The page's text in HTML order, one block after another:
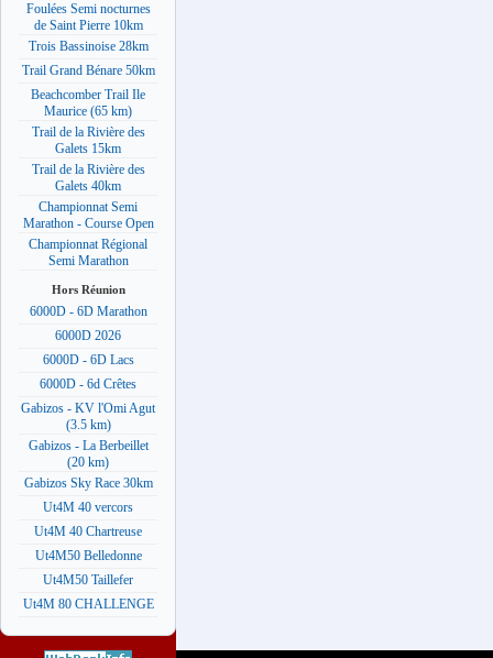
Foulées Semi nocturnes
de Saint Pierre 10km
Trois Bassinoise 28km
Trail Grand Bénare 50km
Beachcomber Trail Ile
Maurice (65 km)
Trail de la Rivière des
Galets 15km
Trail de la Rivière des
Galets 40km
Championnat Semi
Marathon - Course Open
Championnat Régional
Semi Marathon
Hors Réunion
6000D - 6D Marathon
6000D 2026
6000D - 6D Lacs
6000D - 6d Crêtes
Gabizos - KV l'Omi Agut
(3.5 km)
Gabizos - La Berbeillet
(20 km)
Gabizos Sky Race 30km
Ut4M 40 vercors
Ut4M 40 Chartreuse
Ut4M50 Belledonne
Ut4M50 Taillefer
Ut4M 80 CHALLENGE